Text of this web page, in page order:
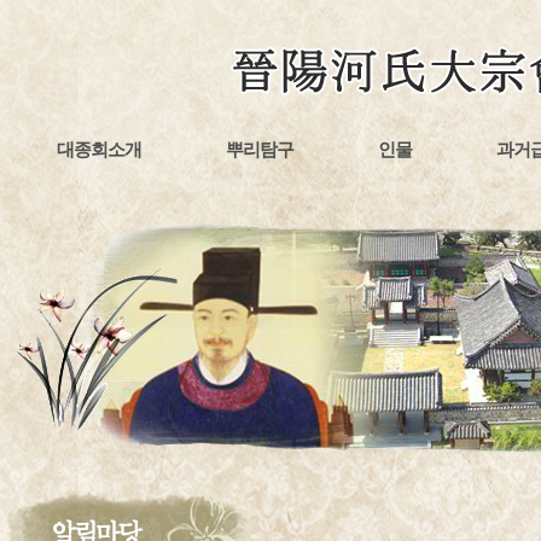
대종회소개 뿌리탐구 인물 과거